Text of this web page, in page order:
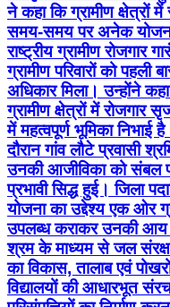
ने कहा कि ग्रामीण क्षेत्रों
समय-समय पर अनेक
राष्ट्रीय ग्रामीण रोजगार
ग्रामीण परिवारों को पहली
अधिकार मिला। उन्होंने
ग्रामीण क्षेत्रों में
में महत्वपूर्ण भूमिका निभाई
दौरान गांव लौटे प्रवासी
उनकी आजीविका को संबल
प्रभावी सिद्ध हुई। जिला
योजना का उद्देश्य एक ओर
उपलब्ध कराकर उनकी आय
श्रम के माध्यम से जल
का विकास, तालाब एवं
विद्यालयों की आधारभूत